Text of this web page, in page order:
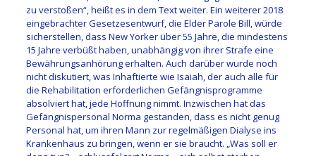
zu verstoßen“, heißt es in dem Text weiter. Ein weiterer 2018
eingebrachter Gesetzesentwurf, die Elder Parole Bill, würde
sicherstellen, dass New Yorker über 55 Jahre, die mindestens
15 Jahre verbüßt haben, unabhängig von ihrer Strafe eine
Bewährungsanhörung erhalten. Auch darüber wurde noch
nicht diskutiert, was Inhaftierte wie Isaiah, der auch alle für
die Rehabilitation erforderlichen Gefängnisprogramme
absolviert hat, jede Hoffnung nimmt. Inzwischen hat das
Gefängnispersonal Norma gestanden, dass es nicht genug
Personal hat, um ihren Mann zur regelmäßigen Dialyse ins
Krankenhaus zu bringen, wenn er sie braucht. „Was soll er